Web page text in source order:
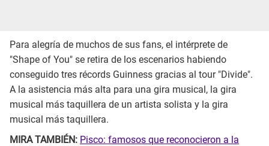
Para alegría de muchos de sus fans, el intérprete de
"Shape of You" se retira de los escenarios habiendo
conseguido tres récords Guinness gracias al tour "Divide".
A la asistencia más alta para una gira musical, la gira
musical más taquillera de un artista solista y la gira
musical más taquillera.
MIRA TAMBIÉN: Pisco: famosos que reconocieron a la